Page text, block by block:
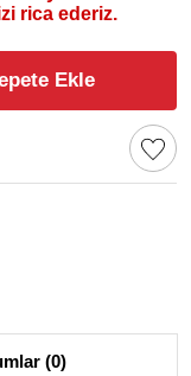
rica ederiz.
Ekle
(0)